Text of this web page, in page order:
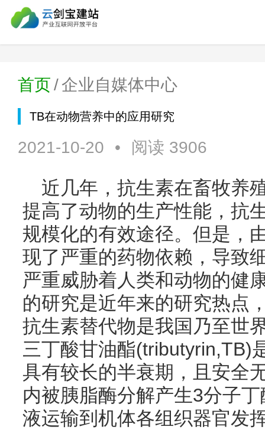
首页/企业自媒体中心
TB在动物营养中的应用研究
2021-10-20 • 阅读 3906
近几年，抗生素在畜牧养
提高了动物的生产性能，抗
规模化的有效途径。但是，
现了严重的药物依赖，导致
严重威胁着人类和动物的健
的研究是近年来的研究热点
抗生素替代物是我国乃至世
三丁酸甘油酯(tributyrin,TB)
具有较长的半衰期，且安全
内被胰脂酶分解产生3分子
液运输到机体各组织器官发